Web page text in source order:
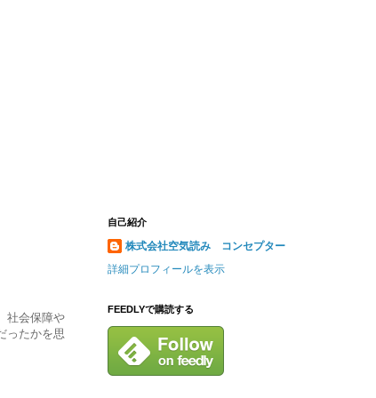
社会保障や
ったかを思
自己紹介
株式会社空気読み コンセプター
詳細プロフィールを表示
FEEDLYで購読する